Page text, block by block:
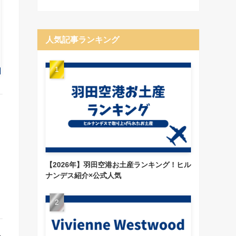
人気記事ランキング
【2026年】羽田空港お土産ランキング！ヒル
ナンデス紹介×公式人気